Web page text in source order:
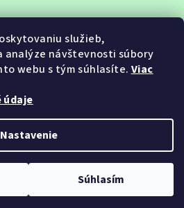
služieb,
analýze návštevnosti súbory
webu s tým súhlasíte. Viac
údaje
Nastavenie
Súhlasím
nastavenie cookies
Shoptet